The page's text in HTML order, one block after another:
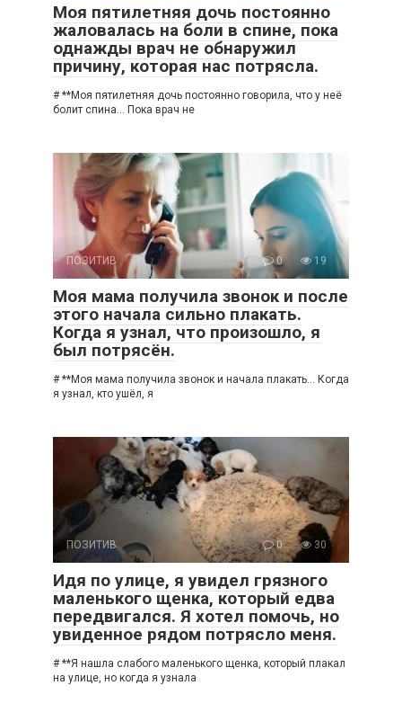
Моя пятилетняя дочь постоянно
жаловалась на боли в спине, пока
однажды врач не обнаружил
причину, которая нас потрясла.
# **Моя пятилетняя дочь постоянно говорила, что у неё
болит спина… Пока врач не
ПОЗИТИВ 0 19
Моя мама получила звонок и после
этого начала сильно плакать.
Когда я узнал, что произошло, я
был потрясён.
# **Моя мама получила звонок и начала плакать… Когда
я узнал, кто ушёл, я
ПОЗИТИВ 0 30
Идя по улице, я увидел грязного
маленького щенка, который едва
передвигался. Я хотел помочь, но
увиденное рядом потрясло меня.
# **Я нашла слабого маленького щенка, который плакал
на улице, но когда я узнала